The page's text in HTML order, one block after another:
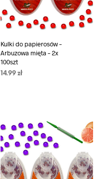
Kulki do papierosów –
Arbuzowa mięta – 2x
100szt
14.99 zł